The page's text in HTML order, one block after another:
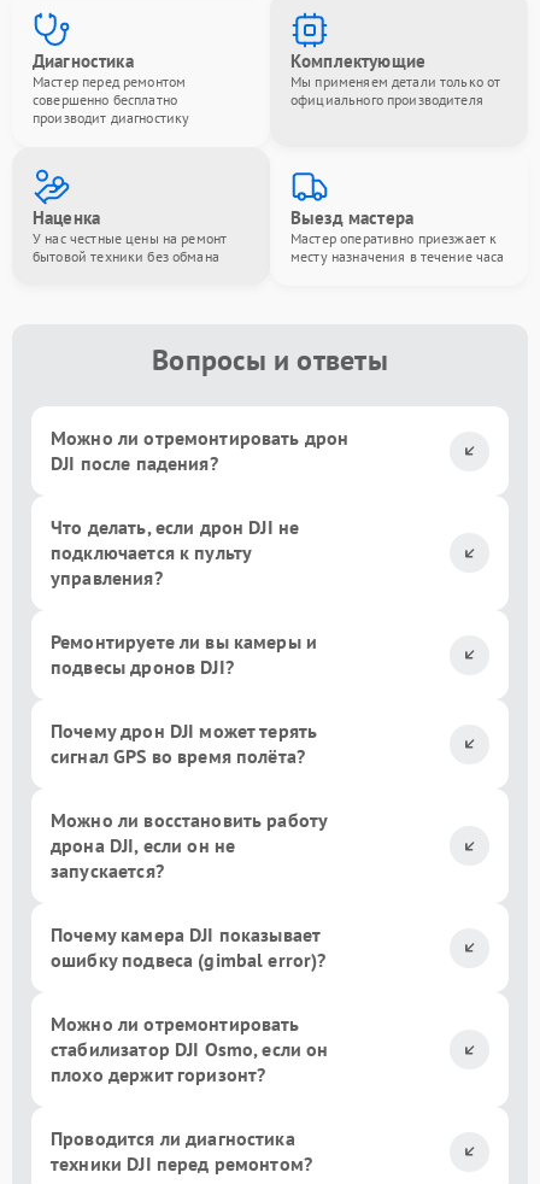
Диагностика
Мастер перед ремонтом
совершенно бесплатно
производит диагностику
Комплектующие
Мы применяем детали только от
официального производителя
Наценка
У нас честные цены на ремонт
бытовой техники без обмана
Выезд мастера
Мастер оперативно приезжает к
месту назначения в течение часа
Вопросы и ответы
Можно ли отремонтировать дрон
DJI после падения?
Что делать, если дрон DJI не
подключается к пульту
управления?
Ремонтируете ли вы камеры и
подвесы дронов DJI?
Почему дрон DJI может терять
сигнал GPS во время полёта?
Можно ли восстановить работу
дрона DJI, если он не
запускается?
Почему камера DJI показывает
ошибку подвеса (gimbal error)?
Можно ли отремонтировать
стабилизатор DJI Osmo, если он
плохо держит горизонт?
Проводится ли диагностика
техники DJI перед ремонтом?